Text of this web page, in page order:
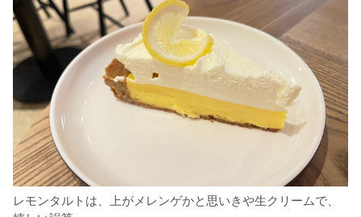
レモンタルトは、上がメレンゲかと思いきや生クリームで、